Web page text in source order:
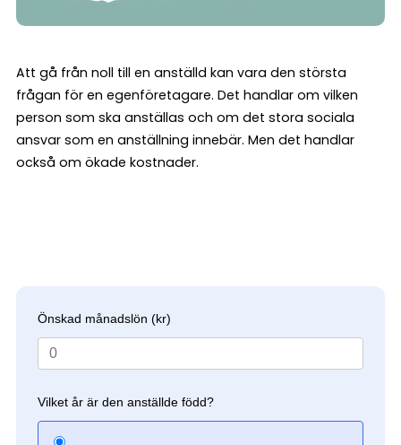
Att gå från noll till en anställd kan vara den största
frågan för en egenföretagare. Det handlar om vilken
person som ska anställas och om det stora sociala
ansvar som en anställning innebär. Men det handlar
också om ökade kostnader.